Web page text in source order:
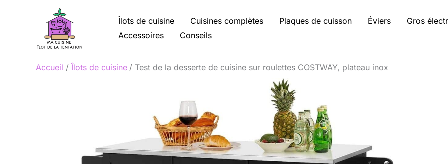
Îlots de cuisine Cuisines complètes Plaques de cuisson Éviers
Gros
Accessoires
Conseils
Accueil Îlots de cuisine Test de la desserte de cuisine sur roulettes COSTWAY, plateau inox